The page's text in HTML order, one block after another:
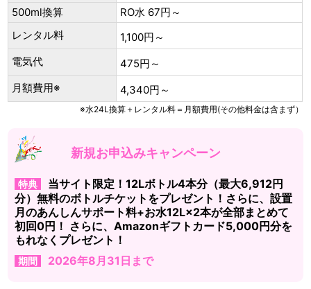
500ml換算
RO水 67円～
レンタル料
1,100円～
電気代
475円～
月額費用※
4,340円～
※水24L換算＋レンタル料＝月額費用(その他料金は含まず）
新規お申込みキャンペーン
特典
当サイト限定！12Lボトル4本分（最大6,912円
分）無料のボトルチケットをプレゼント！さらに、設置
月のあんしんサポート料+お水12L×2本が全部まとめて
初回0円！ さらに、Amazonギフトカード5,000円分を
もれなくプレゼント！
期間 2026年8月31日まで